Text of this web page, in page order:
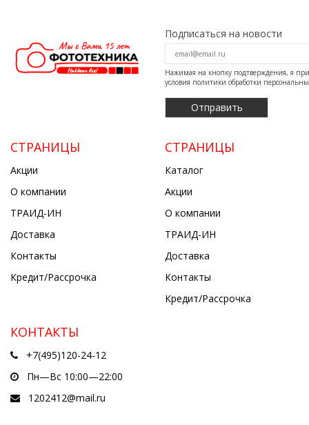
Подписаться на новости
Нажимая на кнопку подтверждения, я
условия политики обработки
СТРАНИЦЫ
Акции
О компании
ТРАИД-ИН
Доставка
Контакты
Кредит/Рассрочка
СТРАНИЦЫ
Каталог
Акции
О компании
ТРАИД-ИН
Доставка
Контакты
Кредит/Рассрочка
КОНТАКТЫ
+7(495)120-24-12
Пн—Вс 10:00—22:00
1202412@mail.ru